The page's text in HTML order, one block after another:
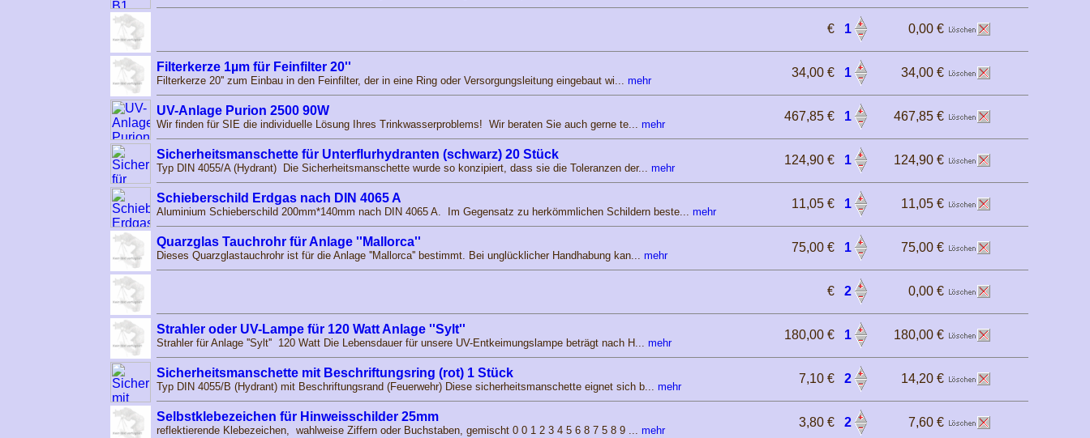
€ 1 0,00 €
Filterkerze 1µm für Feinfilter 20''
Filterkerze 20'' zum Einbau in den Feinfilter, der in eine Ring oder Versorgungsleitung eingebaut wi... mehr
34,00 € 1 34,00 €
UV-Anlage Purion 2500 90W
Wir finden für SIE die individuelle Lösung Ihres Trinkwasserproblems! Wir beraten Sie auch gerne te... mehr
467,85 € 1 467,85 €
Sicherheitsmanschette für Unterflurhydranten (schwarz) 20 Stück
Typ DIN 4055/A (Hydrant) Die Sicherheitsmanschette wurde so konzipiert, dass sie die Toleranzen der... mehr
124,90 € 1 124,90 €
Schieberschild Erdgas nach DIN 4065 A
Aluminium Schieberschild 200mm*140mm nach DIN 4065 A. Im Gegensatz zu herkömmlichen Schildern beste... mehr
11,05 € 1 11,05 €
Quarzglas Tauchrohr für Anlage ''Mallorca''
Dieses Quarzglastauchrohr ist für die Anlage ''Mallorca'' bestimmt. Bei unglücklicher Handhabung kan... mehr
75,00 € 1 75,00 €
€ 2 0,00 €
Strahler oder UV-Lampe für 120 Watt Anlage ''Sylt''
Strahler für Anlage ''Sylt'' 120 Watt Die Lebensdauer für unsere UV-Entkeimungslampe beträgt nach H... mehr
180,00 € 1 180,00 €
Sicherheitsmanschette mit Beschriftungsring (rot) 1 Stück
Typ DIN 4055/B (Hydrant) mit Beschriftungsrand (Feuerwehr) Diese sicherheitsmanschette eignet sich b... mehr
7,10 € 2 14,20 €
Selbstklebezeichen für Hinweisschilder 25mm
reflektierende Klebezeichen, wahlweise Ziffern oder Buchstaben, gemischt 0 0 1 2 3 4 5 6 8 7 5 8 9 ... mehr
3,80 € 2 7,60 €